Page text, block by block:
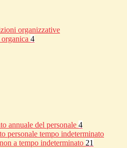
organizzative
4
annuale del personale 4
personale tempo indeterminato
a tempo indeterminato 21